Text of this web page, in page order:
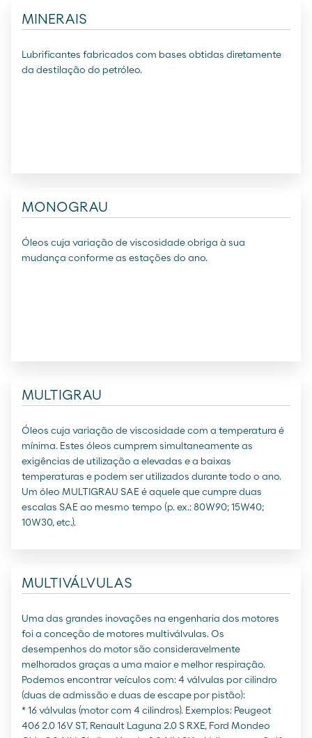
MINERAIS
Lubrificantes fabricados com bases obtidas diretamente
da destilação do petróleo.
MONOGRAU
Óleos cuja variação de viscosidade obriga à sua
mudança conforme as estações do ano.
MULTIGRAU
Óleos cuja variação de viscosidade com a temperatura é
mínima. Estes óleos cumprem simultaneamente as
exigências de utilização a elevadas e a baixas
temperaturas e podem ser utilizados durante todo o ano.
Um óleo MULTIGRAU SAE é aquele que cumpre duas
escalas SAE ao mesmo tempo (p. ex.: 80W90; 15W40;
10W30, etc.).
MULTIVÁLVULAS
Uma das grandes inovações na engenharia dos motores
foi a conceção de motores multiválvulas. Os
desempenhos do motor são consideravelmente
melhorados graças a uma maior e melhor respiração.
Podemos encontrar veículos com: 4 válvulas por cilindro
(duas de admissão e duas de escape por pistão):
* 16 válvulas (motor com 4 cilindros). Exemplos: Peugeot
406 2.0 16V ST, Renault Laguna 2.0 S RXE, Ford Mondeo